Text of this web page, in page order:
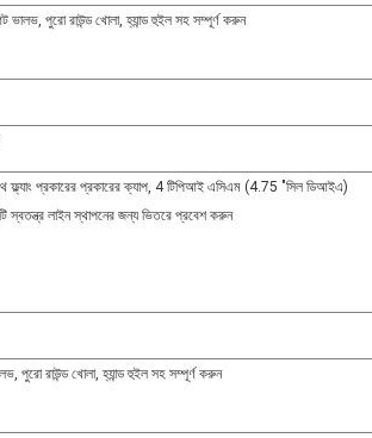
পুরো রাউন্ড খোলা, হ্যান্ড হুইল সহ সম্পূর্ণ করুন
প্রকারের প্রকারের ক্যাপ, 4 টিপিআই এসিএম (4.75 "সিল ডিআইএ)
লাইন স্থাপনের জন্য ভিতরে প্রবেশ করুন
রাউন্ড খোলা, হ্যান্ড হুইল সহ সম্পূর্ণ করুন